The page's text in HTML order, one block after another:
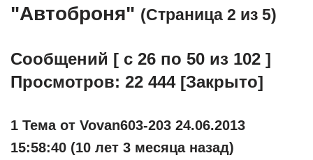
"Автоброня" (Страница 2 из 5)
Сообщений [ с 26 по 50 из 102 ]
Просмотров: 22 444 [Закрыто]
1 Тема от Vovan603-203 24.06.2013
15:58:40 (10 лет 3 месяца назад)